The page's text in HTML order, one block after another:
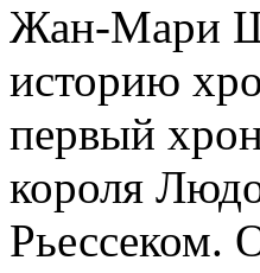
Жан-Мари
историю
первый
короля
Рьессеком.